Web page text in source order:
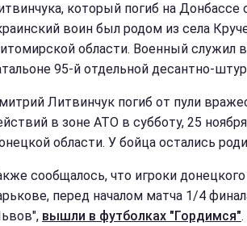
который погиб на Донбассе
воин был родом из села
области. Военный служил
95-й отдельной десантно-
Литвинчук погиб от пули
в зоне АТО в субботу, 25
области. У бойца остались
сообщалось, что игроки
перед началом матча 1/4
вышли в футболках "Гордимся"